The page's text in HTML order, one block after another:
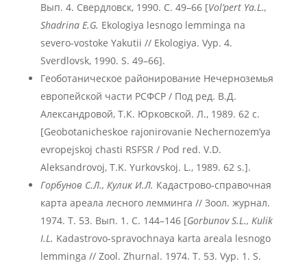
Вып. 4. Свердловск, 1990. С. 49–66 [Vol’pert Ya.L.,
Shadrina E.G. Ekologiya lesnogo lemminga na
severo-vostoke Yakutii // Ekologiya. Vyp. 4.
Sverdlovsk, 1990. S. 49–66].
Геоботаническое районирование Нечерноземья
европейской части РСФСР / Под ред. В.Д.
Александровой, Т.К. Юрковской. Л., 1989. 62 с.
[Geobotanicheskoe rajonirovanie Nechernozem’ya
evropejskoj chasti RSFSR / Pod red. V.D.
Aleksandrovoj, T.K. Yurkovskoj. L., 1989. 62 s.].
Горбунов С.Л., Кулик И.Л. Кадастрово-справочная
карта ареала лесного лемминга // Зоол. журнал.
1974. Т. 53. Вып. 1. С. 144–146 [Gorbunov S.L., Kulik
I.L. Kadastrovo-spravochnaya karta areala lesnogo
lemminga // Zool. Zhurnal. 1974. T. 53. Vyp. 1. S.